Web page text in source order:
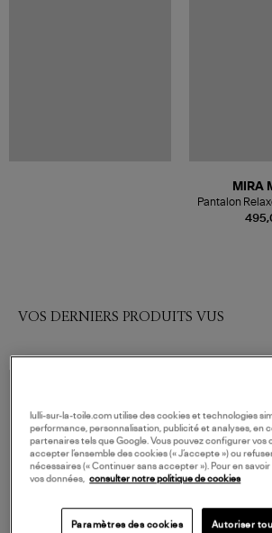
MIRA
Pantalon
With Flower
VOS DERNIERS PRODUITS VUS
lulli-sur-la-toile.com utilise des cookies et technologies
performance, personnalisation, publicité et analyses, en
partenaires tels que Google. Vous pouvez configurer vos
accepter l’ensemble des cookies (« J’accepte ») ou
nécessaires (« Continuer sans accepter »). Pour en savoir
vos données,
consulter notre politique de cookies
Paramètres des cookies Autoriser